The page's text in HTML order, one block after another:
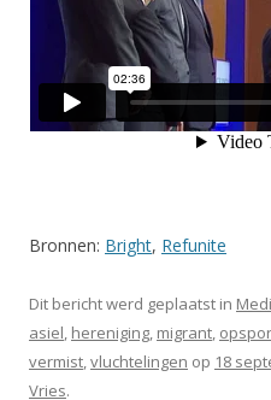
Bronnen: Bright, Refunite
Dit bericht werd geplaatst in
asiel, hereniging, migrant,
vermist,vluchtelingen op 18
Vries.